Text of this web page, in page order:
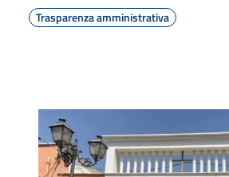
Trasparenza amministrativa